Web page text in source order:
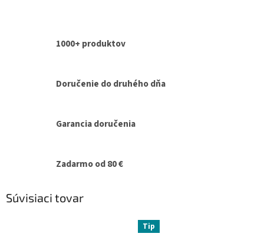
1000+ produktov
Doručenie do druhého dňa
Garancia doručenia
Zadarmo od 80 €
Súvisiaci tovar
Tip